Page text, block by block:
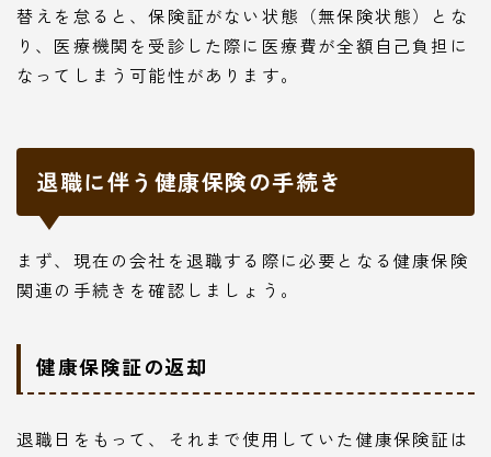
替えを怠ると、保険証がない状態（無保険状態）とな
り、医療機関を受診した際に医療費が全額自己負担に
なってしまう可能性があります。
退職に伴う健康保険の手続き
まず、現在の会社を退職する際に必要となる健康保険
関連の手続きを確認しましょう。
健康保険証の返却
退職日をもって、それまで使用していた健康保険証は